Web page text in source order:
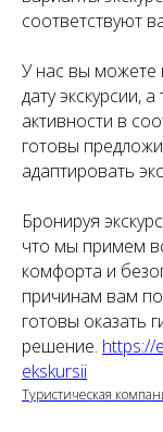
соответствуют
У нас вы можете
дату экскурсии,
активности в
готовы
адаптировать
Бронируя
что мы примем
комфорта и
причинам вам
готовы оказать
решение. https://
ekskursii
Туристическая